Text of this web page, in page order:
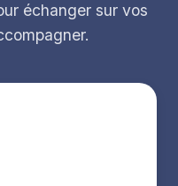
échanger sur vos